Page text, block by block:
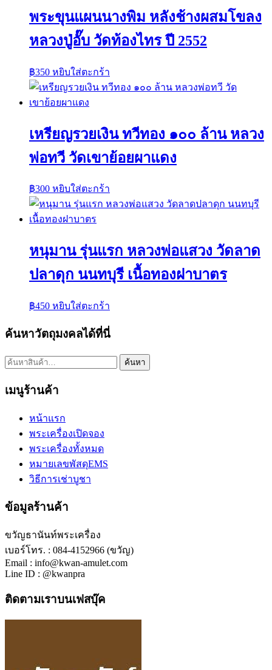
พระขุนแผนนางพิม หลังช้างผสมโขลง
หลวงปู่อั๊บ วัดท้องไทร ปี 2552
฿350 หยิบใส่ตะกร้า
เหรียญรวยเงิน ทวีทอง ๑๐๐ ล้าน หลวง
พ่อทวี วัดเขาย้อยผาแดง
฿300 หยิบใส่ตะกร้า
หนุมาน รุ่นแรก หลวงพ่อแสวง วัดลาด
ปลาดุก นนทบุรี เนื้อทองฝาบาตร
฿450 หยิบใส่ตะกร้า
ค้นหาวัตถุมงคลได้ที่นี่
ค้นหา: ค้นหา
เมนูร้านค้า
หน้าแรก
พระเครื่องเปิดจอง
พระเครื่องทั้งหมด
หมายเลขพัสดุEMS
วิธีการเช่าบูชา
ข้อมูลร้านค้า
ขวัญธานันท์พระเครื่อง
เบอร์โทร. : 084-4152966 (ขวัญ)
Email : info@kwan-amulet.com
Line ID : @kwanpra
ติดตามเราบนเฟสบุ๊ค